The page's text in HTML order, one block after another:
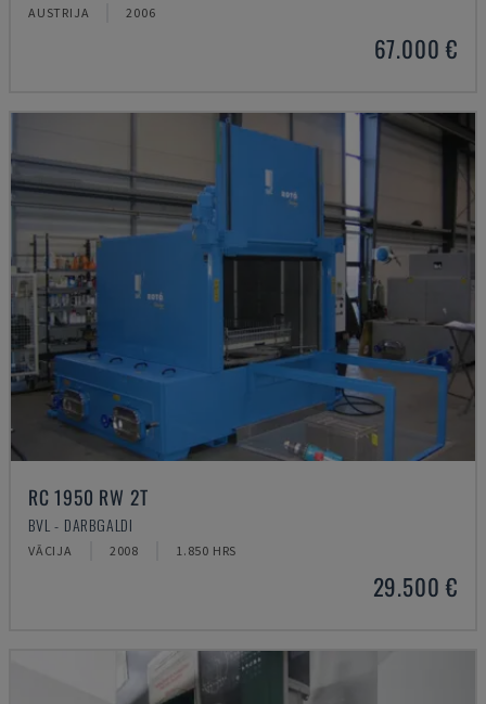
AUSTRIJA 2006
67.000 €
RC 1950 RW 2T
BVL - DARBGALDI
VĀCIJA 2008 1.850 HRS
29.500 €